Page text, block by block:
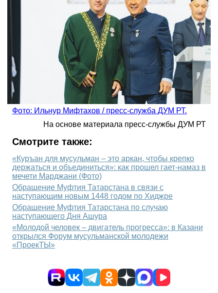
Фото: Ильнур Мифтахов / пресс-служба ДУМ РТ.
На основе материала пресс-службы ДУМ РТ
Смотрите также:
«Куръан для мусульман – это аркан, чтобы крепко
держаться и объединиться»: как прошел гает-намаз в
мечети Марджани (Фото)
Обращение Муфтия Татарстана в связи с
наступающим новым 1448 годом по Хиджре
Обращение Муфтия Татарстана по случаю
наступающего Дня Ашура
«Молодой человек – двигатель прогресса»: в Казани
открылся Форум мусульманской молодежи
«ПроекТЫ»